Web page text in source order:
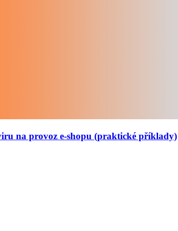
na provoz e-shopu (praktické příklady)